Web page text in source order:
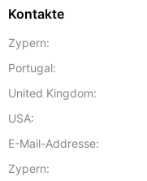
Kontakte
Zypern:
Portugal:
United Kingdom:
USA:
E-Mail-Addresse:
Zypern: